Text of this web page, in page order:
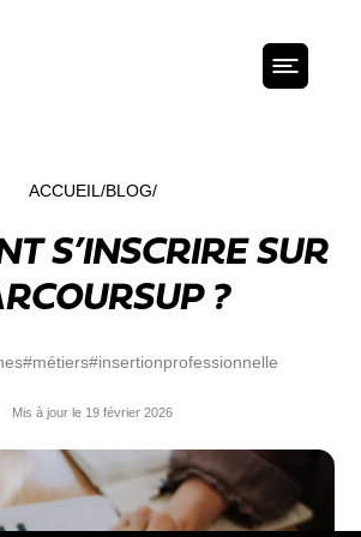
ACCUEIL BLOG
S’INSCRIRE SUR
?
#métiers#insertionprofessionnelle
Mis à jour le 19 février 2026